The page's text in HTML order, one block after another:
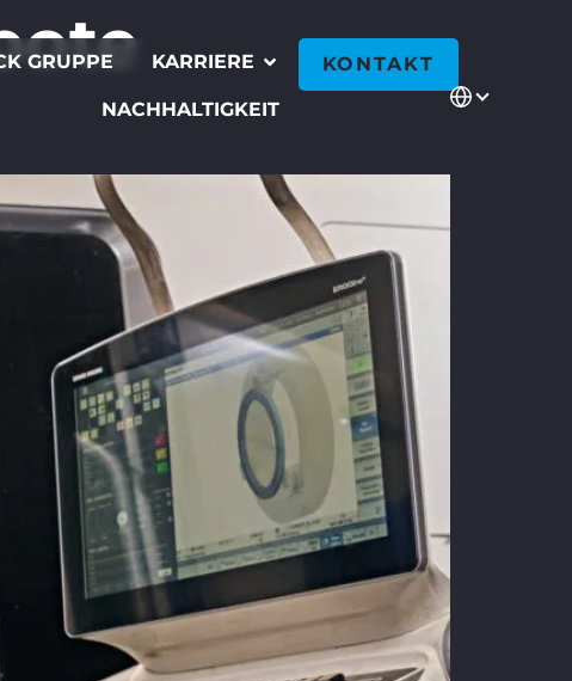
GRUPPE KARRIERE
NACHHALTIGKEIT
KONTAKT